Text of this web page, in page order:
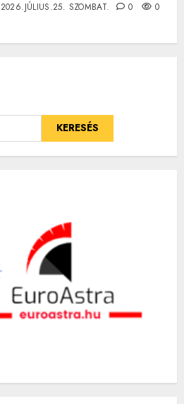
2026.JÚLIUS.25. SZOMBAT. 0 0
KERESÉS